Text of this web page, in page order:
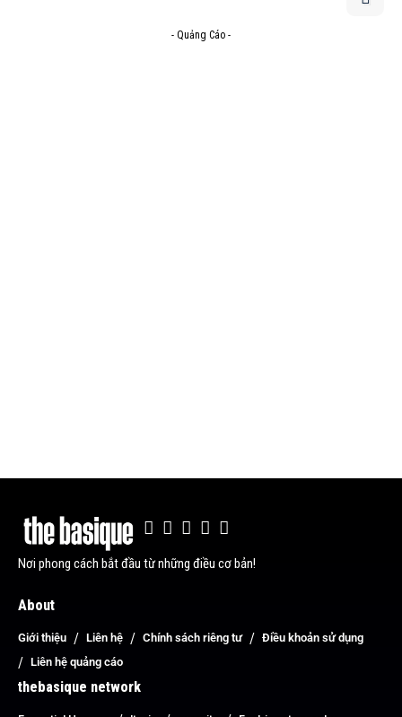
- Quảng Cáo -
Nơi phong cách bắt đầu từ những điều cơ bản!
About
Giới thiệu Liên hệ Chính sách riêng tư
Điều khoản sử dụng
Liên hệ quảng cáo
thebasique network